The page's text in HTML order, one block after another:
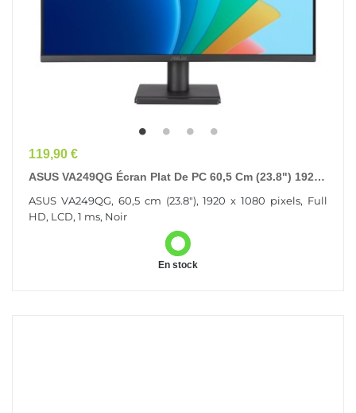
Prix
119,90 €
ASUS VA249QG Écran Plat De PC 60,5 Cm (23.8") 1920
ASUS VA249QG, 60,5 cm (23.8"), 1920 x 1080 pixels, Full
HD, LCD, 1 ms, Noir
En stock